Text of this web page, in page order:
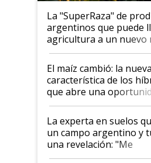
La "SuperRaza" de
argentinos que puede
agricultura a un nuevo
posibilidades de
infinitas"
El maíz cambió: la nueva
característica de los
que abre una
el lote
La experta en suelos
un campo argentino y
una revelación: "Me
impresionó mucho"